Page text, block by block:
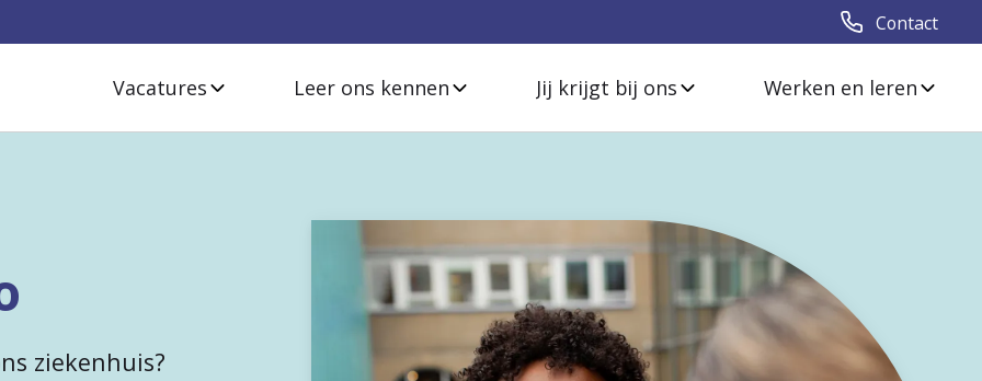
Vacatures Leer ons kennen Jij krijgt bij ons Werken en leren
Contact
ziekenhuis?